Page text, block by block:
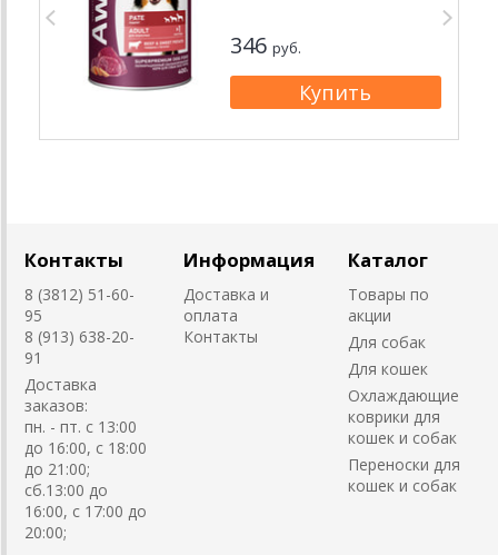
346 руб.
Контакты
8 (3812) 51-60-
95
8 (913) 638-20-
91
Доставка
заказов:
пн. - пт. с 13:00
до 16:00, с 18:00
до 21:00;
сб.13:00 до
16:00, с 17:00 до
20:00;
Информация
Доставка и
оплата
Контакты
Каталог
Товары по
акции
Для собак
Для кошек
Охлаждающие
коврики для
кошек и собак
Переноски для
кошек и собак